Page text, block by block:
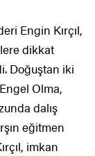
Engin Kırçıl,
dikkat
Doğuştan iki
Olma,
dalış
eğitmen
imkan